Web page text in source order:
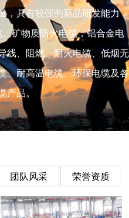
，具有较强的新品研发能力，
矿物质防火电缆，铝合金电
线、阻燃、耐火电缆、低烟无
、耐高温电缆、环保电缆及各
产品。
团队风采 荣誉资质